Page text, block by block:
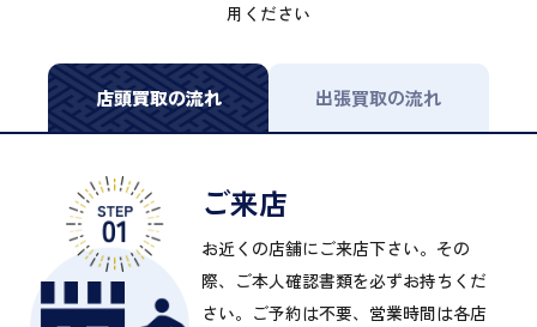
用ください
店頭買取の流れ 出張買取の流れ
ご来店
お近くの店舗にご来店下さい。その
際、ご本人確認書類を必ずお持ちくだ
さい。ご予約は不要、営業時間は各店